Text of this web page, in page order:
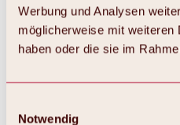
Werbung und Analysen
möglicherweise mit weiteren
haben oder die sie im
Notwendig